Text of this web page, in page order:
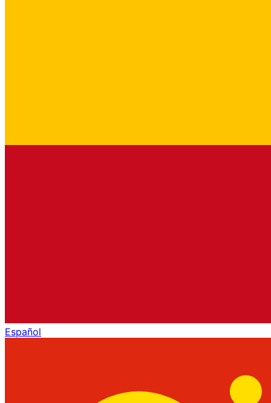
Español